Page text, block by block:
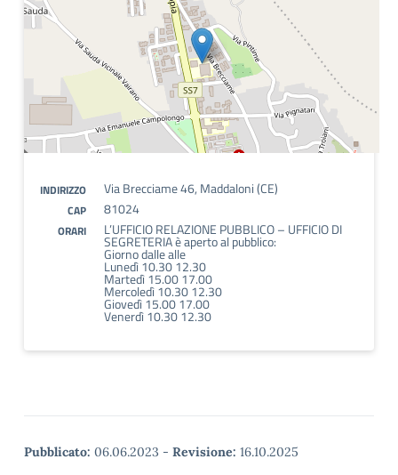
INDIRIZZO Via Brecciame 46, Maddaloni (CE)
CAP 81024
ORARI L’UFFICIO RELAZIONE PUBBLICO – UFFICIO DI
SEGRETERIA è aperto al pubblico:
Giorno dalle alle
Lunedì 10.30 12.30
Martedì 15.00 17.00
Mercoledì 10.30 12.30
Giovedì 15.00 17.00
Venerdì 10.30 12.30
Pubblicato: 06.06.2023 - Revisione: 16.10.2025